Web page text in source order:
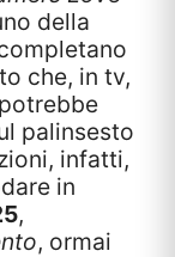
della
che, in tv,
palinsesto
infatti,
in
,
, ormai